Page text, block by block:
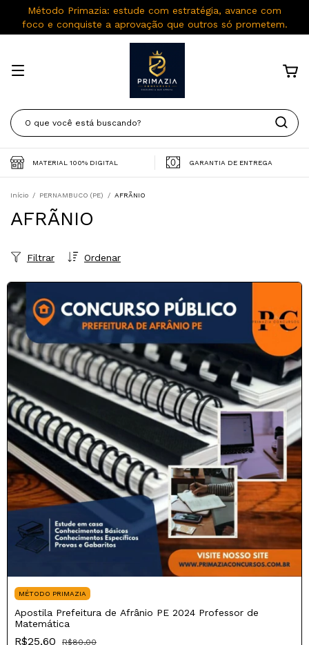
Método Primazia: estude com estratégia, avance com
foco e conquiste a aprovação que outros só prometem.
MATERIAL 100% DIGITAL GARANTIA DE ENTREGA
Início / PERNAMBUCO (PE) / AFRÃNIO
AFRÃNIO
Ordenar
Filtrar
MÉTODO PRIMAZIA
Apostila Prefeitura de Afrânio PE 2024 Professor de
Matemática
R$25,60
R$80,00